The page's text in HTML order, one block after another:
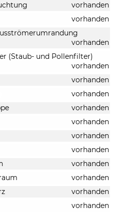
vorhanden
vorhanden
vorhanden
(Staub- und Pollenfilter)
vorhanden
vorhanden
vorhanden
vorhanden
vorhanden
vorhanden
vorhanden
vorhanden
vorhanden
vorhanden
vorhanden